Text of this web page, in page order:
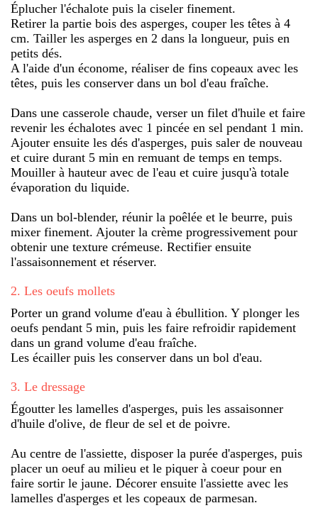
Éplucher l'échalote puis la ciseler finement.
Retirer la partie bois des asperges, couper les têtes à 4
cm. Tailler les asperges en 2 dans la longueur, puis en
petits dés.
A l'aide d'un économe, réaliser de fins copeaux avec les
têtes, puis les conserver dans un bol d'eau fraîche.
Dans une casserole chaude, verser un filet d'huile et faire
revenir les échalotes avec 1 pincée en sel pendant 1 min.
Ajouter ensuite les dés d'asperges, puis saler de nouveau
et cuire durant 5 min en remuant de temps en temps.
Mouiller à hauteur avec de l'eau et cuire jusqu'à totale
évaporation du liquide.
Dans un bol-blender, réunir la poêlée et le beurre, puis
mixer finement. Ajouter la crème progressivement pour
obtenir une texture crémeuse. Rectifier ensuite
l'assaisonnement et réserver.
2. Les oeufs mollets
Porter un grand volume d'eau à ébullition. Y plonger les
oeufs pendant 5 min, puis les faire refroidir rapidement
dans un grand volume d'eau fraîche.
Les écailler puis les conserver dans un bol d'eau.
3. Le dressage
Égoutter les lamelles d'asperges, puis les assaisonner
d'huile d'olive, de fleur de sel et de poivre.
Au centre de l'assiette, disposer la purée d'asperges, puis
placer un oeuf au milieu et le piquer à coeur pour en
faire sortir le jaune. Décorer ensuite l'assiette avec les
lamelles d'asperges et les copeaux de parmesan.